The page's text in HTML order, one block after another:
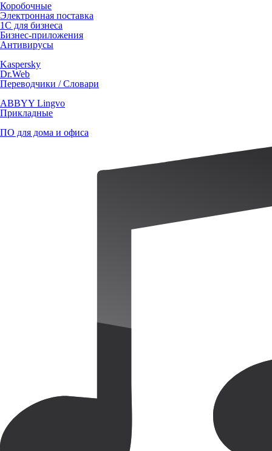
Коробочные
Электронная поставка
1С для бизнеса
Бизнес-приложения
Антивирусы
Kaspersky
Dr.Web
Переводчики / Словари
ABBYY Lingvo
Прикладные
ПО для дома и офиса